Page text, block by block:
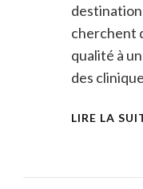
cherchent
qualité à
des
LIRE LA